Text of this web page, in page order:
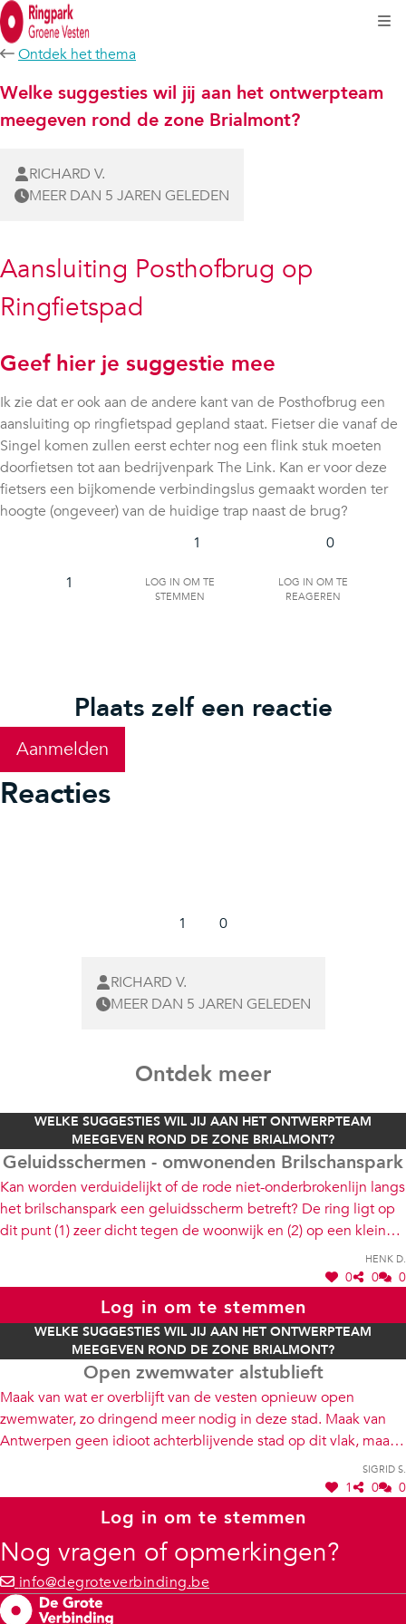
Ontdek het thema
Welke suggesties wil jij aan het ontwerpteam
meegeven rond de zone Brialmont?
RICHARD V.
MEER DAN 5 JAREN GELEDEN
Aansluiting Posthofbrug op
Ringfietspad
Geef hier je suggestie mee
Ik zie dat er ook aan de andere kant van de Posthofbrug een
aansluiting op ringfietspad gepland staat. Fietser die vanaf de
Singel komen zullen eerst echter nog een flink stuk moeten
doorfietsen tot aan bedrijvenpark The Link. Kan er voor deze
fietsers een bijkomende verbindingslus gemaakt worden ter
hoogte (ongeveer) van de huidige trap naast de brug?
1
1
Log in om te
stemmen
0
Log in om te
reageren
Plaats zelf een reactie
Aanmelden
Reacties
1 0
RICHARD V.
MEER DAN 5 JAREN GELEDEN
Ontdek meer
WELKE SUGGESTIES WIL JIJ AAN HET ONTWERPTEAM
MEEGEVEN ROND DE ZONE BRIALMONT?
Geluidsschermen - omwonenden Brilschanspark
Kan worden verduidelijkt of de rode niet-onderbrokenlijn langs
het brilschanspark een geluidsscherm betreft? De ring ligt op
dit punt (1) zeer dicht tegen de woonwijk en (2) op een klein
Peetersstraat de afgelopen jaren een stijging van de
geluidshinder. Ik zou willen vragen / verzoeken / voorstellen
extra aandacht te besteden aan dit leefbaarheidsaspect. Mvg
Henk D.
0 0 0
Log in om te stemmen
WELKE SUGGESTIES WIL JIJ AAN HET ONTWERPTEAM
MEEGEVEN ROND DE ZONE BRIALMONT?
Open zwemwater alstublieft
Maak van wat er overblijft van de vesten opnieuw open
zwemwater, zo dringend meer nodig in deze stad. Maak van
Antwerpen geen idioot achterblijvende stad op dit vlak, maar
een Swim City. Laat je inspireren door het gelijknamige boek
en haal inspiratie uit het buitenland: Kopenhagen, Berlijn, ...
Sigrid S.
1 0 0
Log in om te stemmen
Nog vragen of opmerkingen?
info@degroteverbinding.be